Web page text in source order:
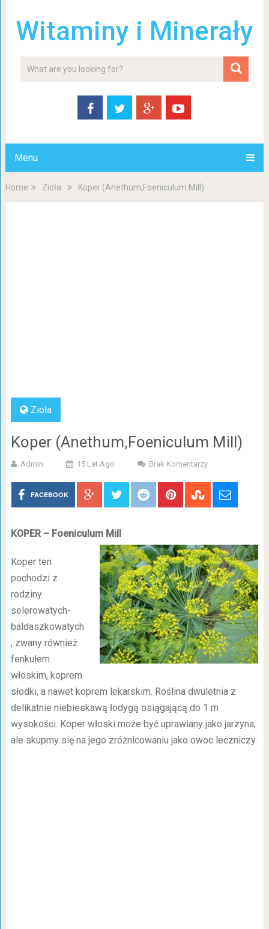
Witaminy i Minerały
Menu
Home Zioła Koper (Anethum,Foeniculum Mill)
Zioła
Koper (Anethum,Foeniculum Mill)
Admin 15 Lat Ago Brak Komentarzy
FACEBOOK
KOPER – Foeniculum Mill
Koper ten
pochodzi z
rodziny
selerowatych-
baldaszkowatych
, zwany również
fenkułem
włoskim, koprem
słodki, a nawet koprem lekarskim. Roślina dwuletnia z
delikatnie niebieskawą łodygą osiągającą do 1 m
wysokości. Koper włoski może być uprawiany jako jarzyna,
ale skupmy się na jego zróżnicowaniu jako owoc leczniczy.